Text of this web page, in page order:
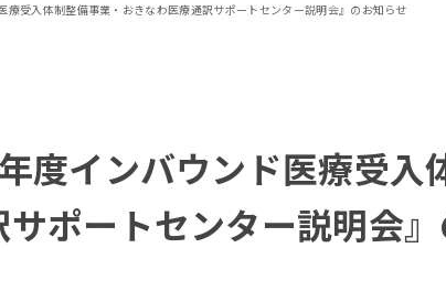
療受入体制整備事業・おきなわ医療通訳サポートセンター説明会』のお知らせ
度インバウンド医療受入
ポートセンター説明会